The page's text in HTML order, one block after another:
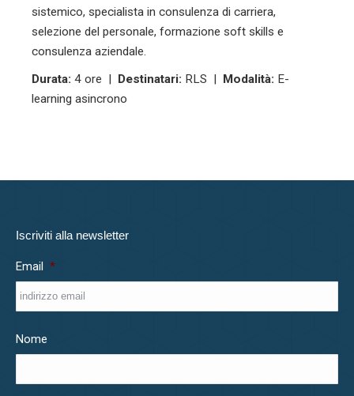
sistemico, specialista in consulenza di carriera,
selezione del personale, formazione soft skills e
consulenza aziendale.
Durata: 4 ore | Destinatari: RLS | Modalità: E-
learning asincrono
Iscriviti alla newsletter
Email *
Nome